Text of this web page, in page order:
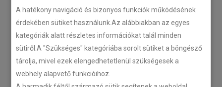
A hatékony navigáció és bizonyos funkciók működésének
érdekében sütiket használunk.Az alábbiakban az egyes
kategóriák alatt részletes információkat talál minden
sütiről.A "Szükséges" kategóriába sorolt sütiket a böngésző
tárolja, mivel ezek elengedhetetlenül szükségesek a
webhely alapvető funkcióihoz.
Citroën C-Zero tempomat
beszerelés
1078 views